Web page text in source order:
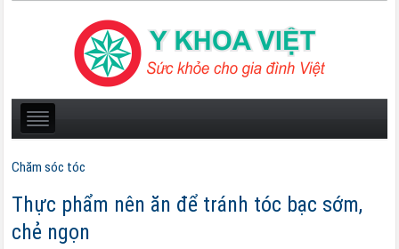
Chăm sóc tóc
Thực phẩm nên ăn để tránh tóc bạc sớm,
chẻ ngọn